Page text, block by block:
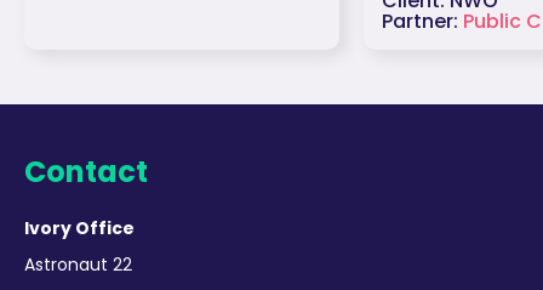
Partner: Public
Contact
Ivory Office
Astronaut 22